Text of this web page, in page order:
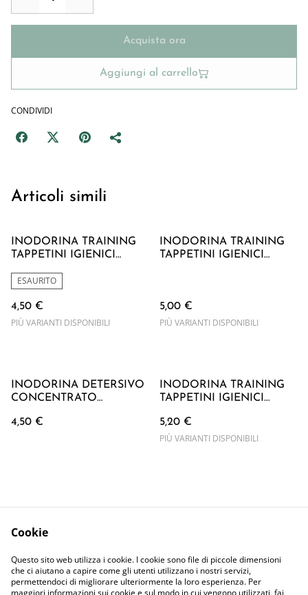
Acquista ora
Aggiungi al carrello
CONDIVIDI
Articoli simili
INODORINA TRAINING
TAPPETINI IGIENICI
ESAURITO
4,50 €
PIÙ VARIANTI DISPONIBILI
INODORINA TRAINING
TAPPETINI IGIENICI
5,00 €
PIÙ VARIANTI DISPONIBILI
INODORINA DETERSIVO
CONCENTRATO
4,50 €
INODORINA TRAINING
TAPPETINI IGIENICI
5,20 €
PIÙ VARIANTI DISPONIBILI
Privacy Policy
Cookie Policy
Cookie
Questo sito web utilizza i cookie. I cookie sono file di piccole dimensioni
che ci aiutano a capire come gli utenti utilizzano i nostri servizi,
permettendoci di migliorare ulteriormente la loro esperienza. Per
maggiori informazioni sui cookie e sul modo in cui vengono utilizzati, fai